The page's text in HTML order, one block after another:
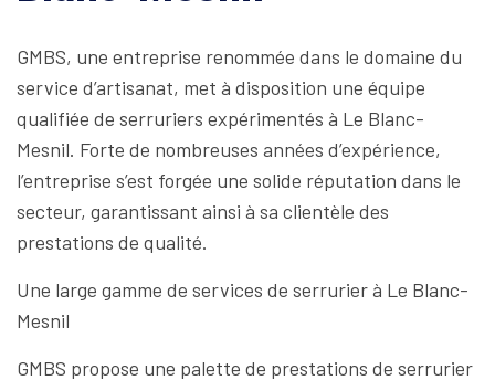
GMBS, une entreprise renommée dans le domaine du
service d’artisanat, met à disposition une équipe
qualifiée de serruriers expérimentés à Le Blanc-
Mesnil. Forte de nombreuses années d’expérience,
l’entreprise s’est forgée une solide réputation dans le
secteur, garantissant ainsi à sa clientèle des
prestations de qualité.
Une large gamme de services de serrurier à Le Blanc-
Mesnil
GMBS propose une palette de prestations de serrurier